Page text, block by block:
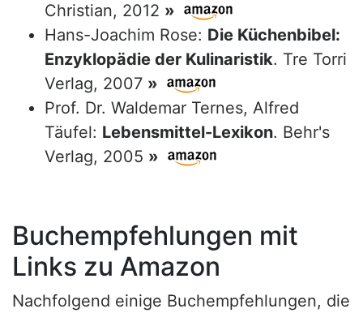
Christian, 2012 »
Hans-Joachim Rose: Die Küchenbibel:
Enzyklopädie der Kulinaristik. Tre Torri
Verlag, 2007 »
Prof. Dr. Waldemar Ternes, Alfred
Täufel: Lebensmittel-Lexikon. Behr's
Verlag, 2005 »
Buchempfehlungen mit
Links zu Amazon
Nachfolgend einige Buchempfehlungen, die